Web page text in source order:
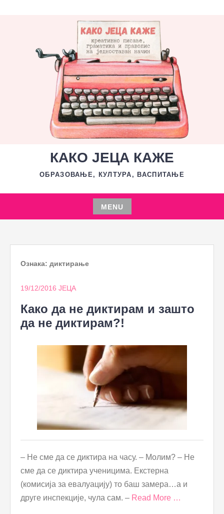
КАКО ЈЕЦА КАЖЕ
ОБРАЗОВАЊЕ, КУЛТУРА, ВАСПИТАЊЕ
MENU
Skip
content
Ознака: диктирање
19/12/2016 ЈЕЦА
Како да не диктирам и зашто
да не диктирам?!
– Не сме да се диктира на часу. – Молим? – Не
сме да се диктира ученицима. Екстерна
(комисија за евалуацију) то баш замера…а и
друге инспекције, чула сам. – Read More …